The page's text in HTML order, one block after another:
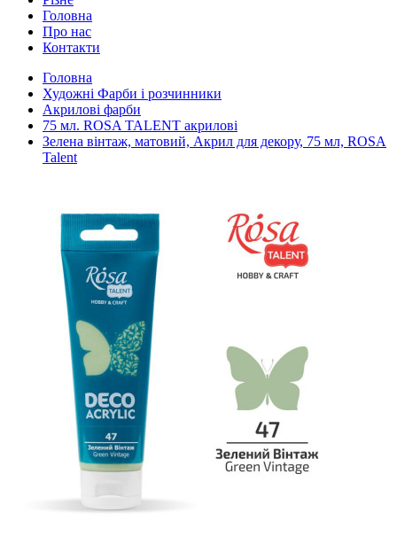
Головна
Про нас
Контакти
Головна
Художні Фарби і розчинники
Акрилові фарби
75 мл. ROSA TALENT акрилові
Зелена вінтаж, матовий, Акрил для декору, 75 мл, ROSA
Talent